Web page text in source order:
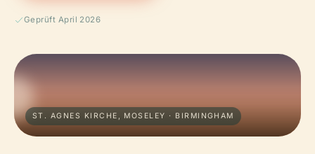
Geprüft April 2026
ST. AGNES KIRCHE, MOSELEY · BIRMINGHAM